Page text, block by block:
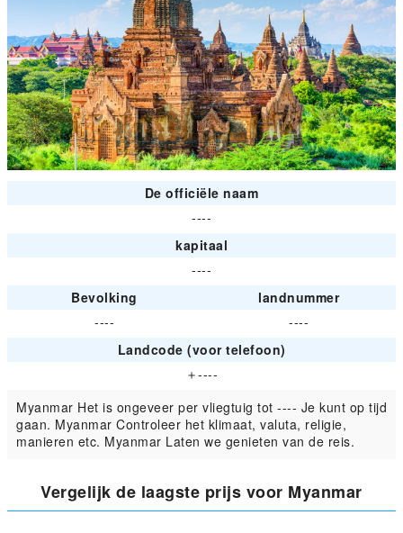
De officiële naam
----
kapitaal
----
Bevolking
landnummer
----
----
Landcode (voor telefoon)
＋----
Myanmar Het is ongeveer per vliegtuig tot ---- Je kunt op tijd
gaan. Myanmar Controleer het klimaat, valuta, religie,
manieren etc. Myanmar Laten we genieten van de reis.
Vergelijk de laagste prijs voor Myanmar